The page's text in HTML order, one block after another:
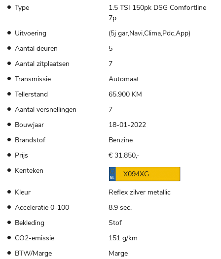
Type
1.5 TSI 150pk DSG Comfortline
7p
Uitvoering
(5j gar,Navi,Clima,Pdc,App)
Aantal deuren
5
Aantal zitplaatsen
7
Transmissie
Automaat
Tellerstand
65.900 KM
Aantal versnellingen
7
Bouwjaar
18-01-2022
Brandstof
Benzine
Prijs
€ 31.850,-
Kenteken
X094XG
Kleur
Reflex zilver metallic
Acceleratie 0-100
8.9 sec.
Bekleding
Stof
CO2-emissie
151 g/km
BTW/Marge
Marge